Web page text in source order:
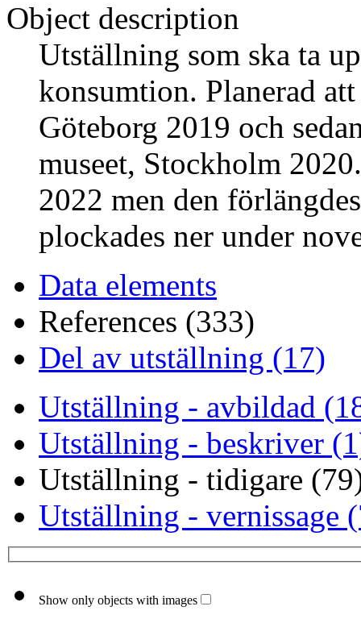
Object description
Utställning som ska ta
konsumtion. Planerad
Göteborg 2019 och
museet, Stockholm
2022 men den
plockades ner under
Data elements
References (333)
Del av utställning (17)
Utställning - avbildad
Utställning - beskriver
Utställning - tidigare
Utställning - vernissage
Show only objects with images